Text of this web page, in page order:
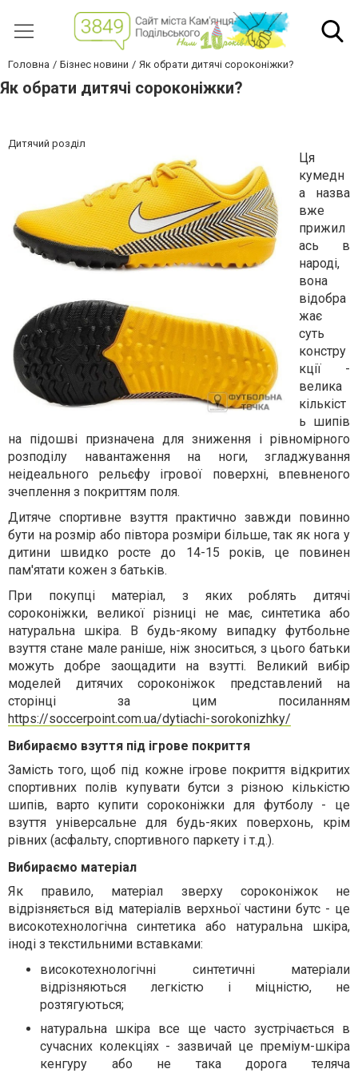
Головна Бізнес новини Як обрати дитячі сороконіжки?
Як обрати дитячі сороконіжки?
Дитячий розділ
Ця
кумедн
а назва
вже
прижил
ась в
народі,
вона
відобра
жає
суть
констру
кції -
велика
кількіст
ь шипів
на підошві призначена для зниження і рівномірного
розподілу навантаження на ноги, згладжування
неідеального рельєфу ігрової поверхні, впевненого
зчеплення з покриттям поля.
Дитяче спортивне взуття практично завжди повинно
бути на розмір або півтора розміри більше, так як нога у
дитини швидко росте до 14-15 років, це повинен
пам'ятати кожен з батьків.
При покупці матеріал, з яких роблять дитячі
сороконіжки, великої різниці не має, синтетика або
натуральна шкіра. В будь-якому випадку футбольне
взуття стане мале раніше, ніж зноситься, з цього батьки
можуть добре заощадити на взутті. Великий вибір
моделей дитячих сороконіжок представлений на
сторінці за цим посиланням
https://soccerpoint.com.ua/dytiachi-sorokonizhky/
Вибираємо взуття під ігрове покриття
Замість того, щоб під кожне ігрове покриття відкритих
спортивних полів купувати бутси з різною кількістю
шипів, варто купити сороконіжки для футболу - це
взуття універсальне для будь-яких поверхонь, крім
рівних (асфальту, спортивного паркету і т.д.).
Вибираємо матеріал
Як правило, матеріал зверху сороконіжок не
відрізняється від матеріалів верхньої частини бутс - це
високотехнологічна синтетика або натуральна шкіра,
іноді з текстильними вставками:
високотехнологічні синтетичні матеріали
відрізняються легкістю і міцністю, не
розтягуються;
натуральна шкіра все ще часто зустрічається в
сучасних колекціях - зазвичай це преміум-шкіра
кенгуру або не така дорога теляча